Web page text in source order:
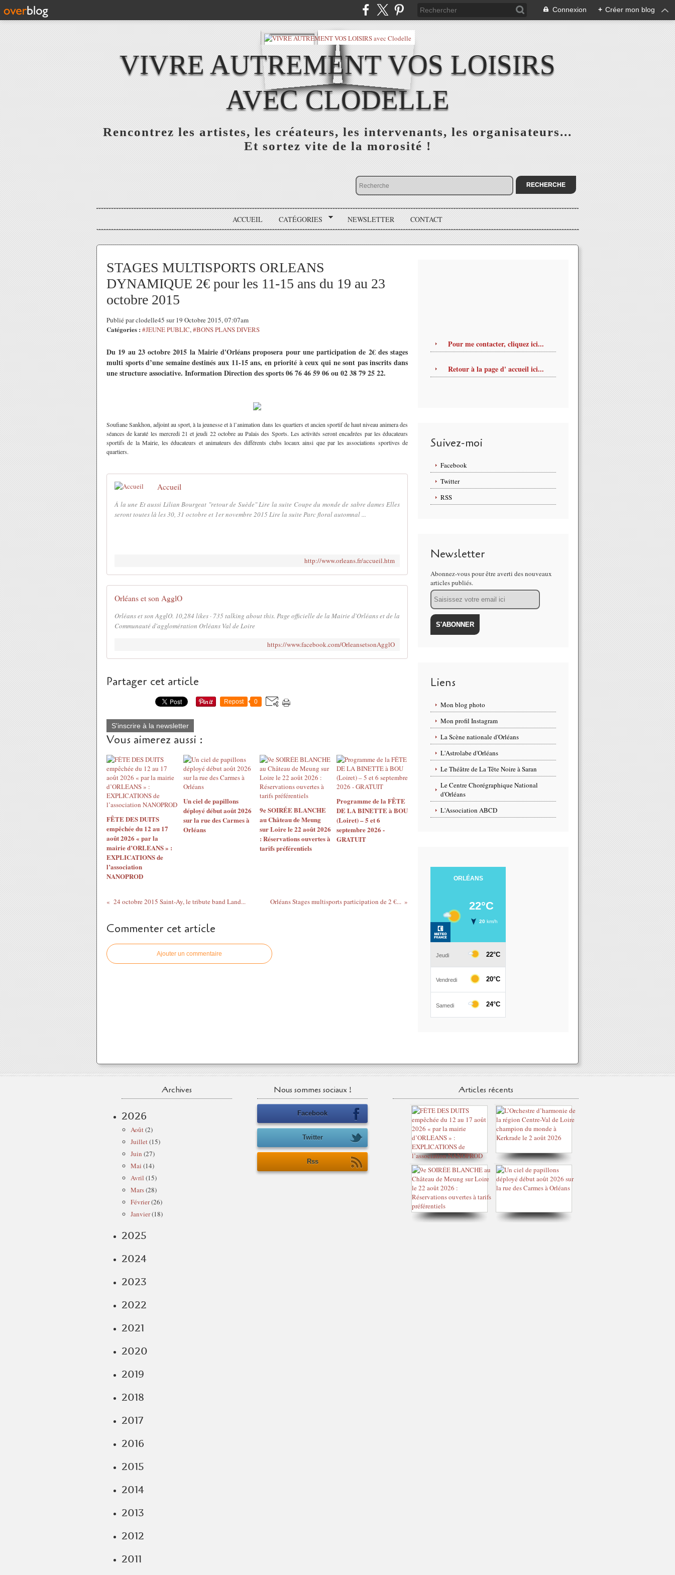
Connexion + Créer mon blog
VIVRE AUTREMENT VOS LOISIRS
AVEC CLODELLE
Rencontrez les artistes, les créateurs, les intervenants, les organisateurs...
Et sortez vite de la morosité !
ACCUEIL CATÉGORIES NEWSLETTER CONTACT
STAGES MULTISPORTS ORLEANS
DYNAMIQUE 2€ pour les 11-15 ans du 19 au 23
octobre 2015
Publié par clodelle45 sur 19 Octobre 2015, 07:07am
Catégories : #JEUNE PUBLIC,#BONS PLANS DIVERS
Du 19 au 23 octobre 2015 la Mairie d'Orléans proposera pour une participation de 2€ des stages
multi sports d’une semaine destinés aux 11-15 ans, en priorité à ceux qui ne sont pas inscrits dans
une structure associative. Information Direction des sports 06 76 46 59 06 ou 02 38 79 25 22.
Soufiane Sankhon, adjoint au sport, à la jeunesse et à l’animation dans les quartiers et ancien sportif de haut niveau animera des
séances de karaté les mercredi 21 et jeudi 22 octobre au Palais des Sports. Les activités seront encadrées par les éducateurs
sportifs de la Mairie, les éducateurs et animateurs des différents clubs locaux ainsi que par les associations sportives de
quartiers.
Accueil
À la une Et aussi Lilian Bourgeat "retour de Suède" Lire la suite Coupe du monde de sabre dames Elles
seront toutes là les 30, 31 octobre et 1er novembre 2015 Lire la suite Parc floral automnal ...
http://www.orleans.fr/accueil.htm
Orléans et son AgglO
Orléans et son AgglO. 10,284 likes · 735 talking about this. Page officielle de la Mairie d'Orléans et de la
Communauté d'agglomération Orléans Val de Loire
https://www.facebook.com/OrleansetsonAgglO
Partager cet article
Repost 0
S'inscrire à la newsletter
Vous aimerez aussi :
FÊTE DES DUITS
empêchée du 12 au 17
août 2026 « par la
mairie d’ORLEANS » :
EXPLICATIONS de
l’association
NANOPROD
Un ciel de papillons
déployé début août 2026
sur la rue des Carmes à
Orléans
9e SOIRÉE BLANCHE
au Château de Meung
sur Loire le 22 août 2026
: Réservations ouvertes à
tarifs préférentiels
Programme de la FÊTE
DE LA BINETTE à BOU
(Loiret) – 5 et 6
septembre 2026 -
GRATUIT
24 octobre 2015 Saint-Ay, le tribute band Land... Orléans Stages multisports participation de 2 €...
Commenter cet article
Ajouter un commentaire
Pour me contacter, cliquez ici...
Retour à la page d' accueil ici...
Suivez-moi
Facebook
Twitter
RSS
Newsletter
Abonnez-vous pour être averti des nouveaux
articles publiés.
Email
Liens
Mon blog photo
Mon profil Instagram
La Scène nationale d'Orléans
L'Astrolabe d'Orléans
Le Théâtre de La Tête Noire à Saran
Le Centre Chorégraphique National
d'Orléans
L'Association ABCD
Archives
2026
Août(2)
Juillet(15)
Juin (27)
Mai (14)
Avril (15)
Mars(28)
Février(26)
Janvier(18)
2025
2024
2023
2022
2021
2020
2019
2018
2017
2016
2015
2014
2013
2012
2011
Nous sommes sociaux !
Facebook
Twitter
Rss
Articles récents